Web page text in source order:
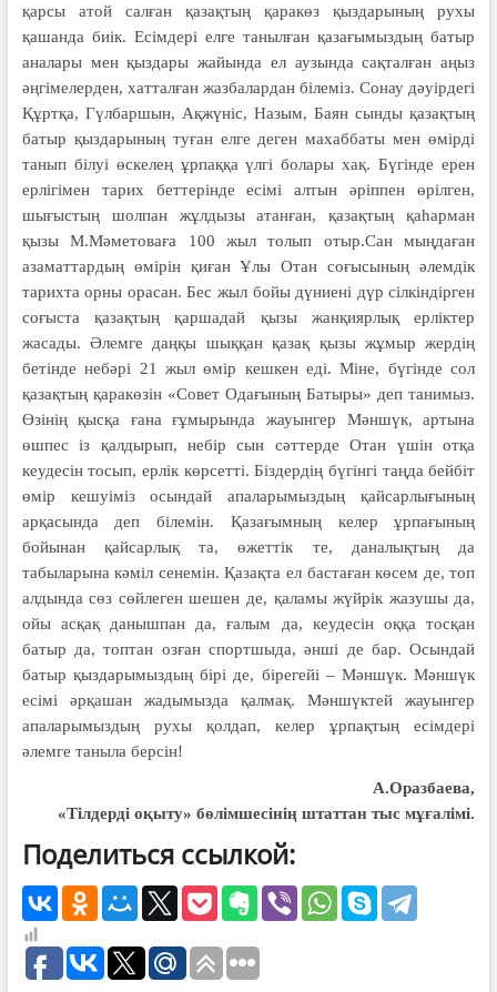
қарсы атой салған қазақтың қаракөз қыздарының рухы
қашанда биік. Есімдері елге танылған қазағымыздың батыр
аналары мен қыздары жайында ел аузында сақталған аңыз
әңгімелерден, хатталған жазбалардан білеміз. Сонау дәуірдегі
Құртқа, Гүлбаршын, Ақжүніс, Назым, Баян сынды қазақтың
батыр қыздарының туған елге деген махаббаты мен өмірді
танып білуі өскелең ұрпаққа үлгі болары хақ. Бүгінде ерен
ерлігімен тарих беттерінде есімі алтын әріппен өрілген,
шығыстың шолпан жұлдызы атанған, қазақтың қаһарман
қызы М.Мәметоваға 100 жыл толып отыр.Сан мыңдаған
азаматтардың өмірін қиған Ұлы Отан соғысының әлемдік
тарихта орны орасан. Бес жыл бойы дүниені дүр сілкіндірген
соғыста қазақтың қаршадай қызы жанқиярлық ерліктер
жасады. Әлемге даңқы шыққан қазақ қызы жұмыр жердің
бетінде небәрі 21 жыл өмір кешкен еді. Міне, бүгінде сол
қазақтың қаракөзін «Совет Одағының Батыры» деп танимыз.
Өзінің қысқа ғана ғұмырында жауынгер Мәншүк, артына
өшпес із қалдырып, небір сын сәттерде Отан үшін отқа
кеудесін тосып, ерлік көрсетті. Біздердің бүгінгі таңда бейбіт
өмір кешуіміз осындай апаларымыздың қайсарлығының
арқасында деп білемін. Қазағымның келер ұрпағының
бойынан қайсарлық та, өжеттік те, даналықтың да
табыларына кәміл сенемін. Қазақта ел бастаған көсем де, топ
алдында сөз сөйлеген шешен де, қаламы жүйрік жазушы да,
ойы асқақ данышпан да, ғалым да, кеудесін оққа тосқан
батыр да, топтан озған спортшыда, әнші де бар. Осындай
батыр қыздарымыздың бірі де, бірегейі – Мәншүк. Мәншүк
есімі әрқашан жадымызда қалмақ. Мәншүктей жауынгер
апаларымыздың рухы қолдап, келер ұрпақтың есімдері
әлемге таныла берсін!
А.Оразбаева,
«Тілдерді оқыту» бөлімшесінің штаттан тыс мұғалімі.
Поделиться ссылкой: